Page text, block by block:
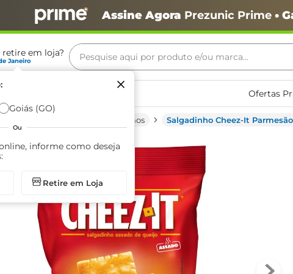
Assine Agora Prezunic Prime•
retire em loja?
Janeiro
Goiás (GO)
Ou
informe como deseja
Retire em Loja
Pesquise aqui por produto e/ou marca...
Ofertas
Salgadinhos Salgadinho Cheez-It
Termos mais buscados
café
biscoito
azeite
arroz
iogurte